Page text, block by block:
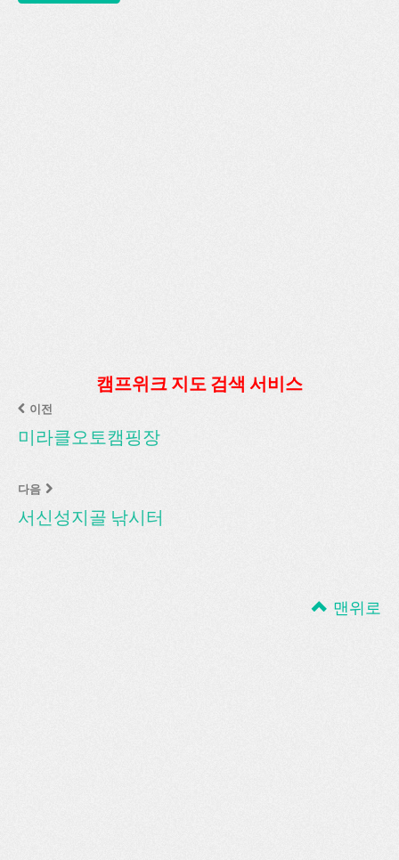
캠프위크 지도 검색 서비스
이전
미라클오토캠핑장
다음
서신성지골 낚시터
맨위로